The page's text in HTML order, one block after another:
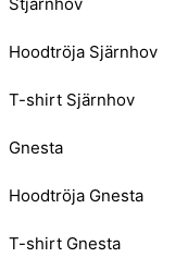
Hoodtröja Sjärnhov
T-shirt Sjärnhov
Gnesta
Hoodtröja Gnesta
T-shirt Gnesta